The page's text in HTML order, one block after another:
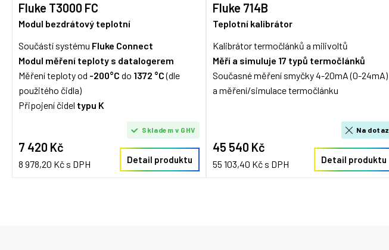
Fluke T3000 FC
Modul bezdrátový teplotní
Součástí systému Fluke Connect
Modul měření teploty s datalogerem
Měření teploty od -200°C do 1372 °C(dle
použitého čidla)
Připojení čidel typu K
7 420 Kč
8 978,20 Kč s DPH
Skladem v GHV
Detail produktu
Fluke 714B
Teplotní kalibrátor
Kalibrátor termočlánků a milivoltů
Měří a simuluje 17 typů termočlánků
Současné měření smyčky 4-20mA (0-24mA)
a měření/simulace termočlánku
45 540 Kč
55 103,40 Kč s DPH
Na dotaz
Detail produktu